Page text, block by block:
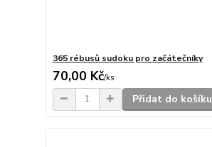
365 rébusů sudoku pro začátečníky
70,00 Kč/ks
Přidat do košíku